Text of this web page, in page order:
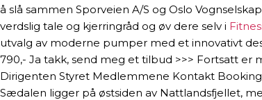
å slå sammen Sporveien A/S og Oslo
verdslig tale og kjerringråd og øv dere selv i
utvalg av moderne pumper med et innovativt
790,- Ja takk, send meg et tilbud >>> Fortsatt
Dirigenten Styret Medlemmene Kontakt
Sædalen ligger på østsiden av Nattlandsfjellet,